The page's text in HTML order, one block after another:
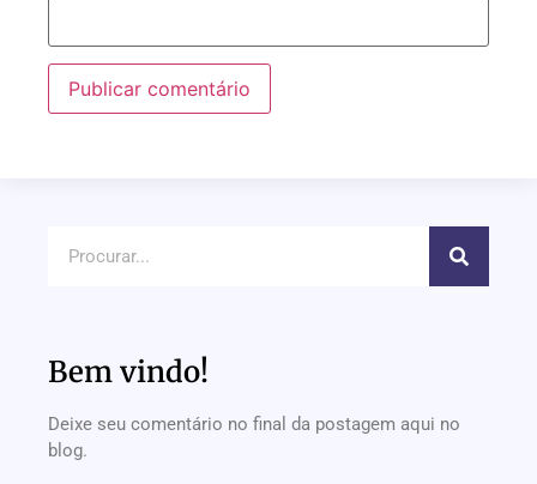
Bem vindo!
Deixe seu comentário no final da postagem aqui no
blog.